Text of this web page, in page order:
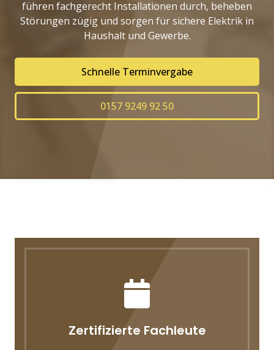
führen fachgerecht Installationen durch, beheben
Störungen zügig und sorgen für sichere Elektrik in
Haushalt und Gewerbe.
Schnelle Terminvergabe
0157 9249 92 50
Zertifizierte Fachleute